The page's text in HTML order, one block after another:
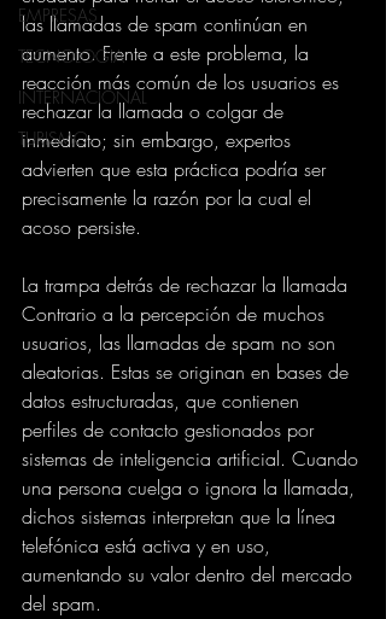
EMPRESAS
TECNOLOGIA
INTERNACIONAL
TURISMO
las llamadas de spam continúan en
aumento. Frente a este problema, la
reacción más común de los usuarios es
rechazar la llamada o colgar de
inmediato; sin embargo, expertos
advierten que esta práctica podría ser
precisamente la razón por la cual el
acoso persiste.
La trampa detrás de rechazar la llamada
Contrario a la percepción de muchos
usuarios, las llamadas de spam no son
aleatorias. Estas se originan en bases de
datos estructuradas, que contienen
perfiles de contacto gestionados por
sistemas de inteligencia artificial. Cuando
una persona cuelga o ignora la llamada,
dichos sistemas interpretan que la línea
telefónica está activa y en uso,
aumentando su valor dentro del mercado
del spam.